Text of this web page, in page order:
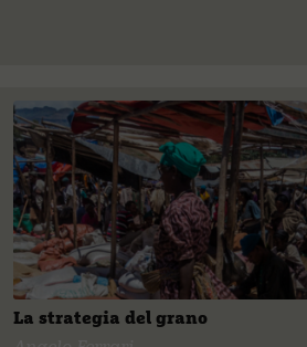
La strategia del grano